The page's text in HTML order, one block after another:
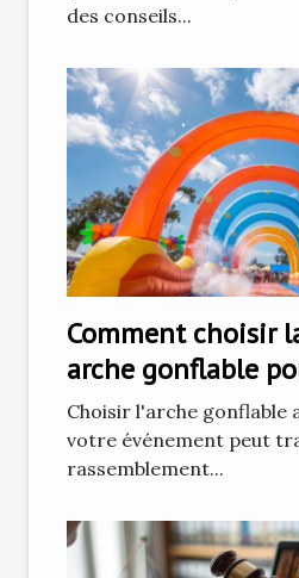
des conseils...
Comment choisir
arche gonflable
prochain
Choisir l'arche gonflable
votre événement peut
rassemblement...